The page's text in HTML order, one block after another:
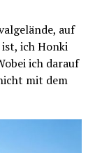
auf
ich Honki
ich darauf
mit dem